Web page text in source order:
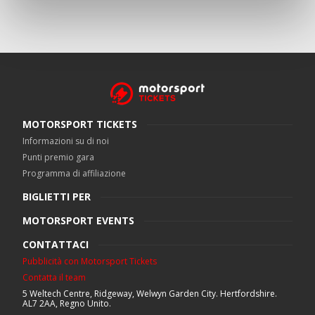
MOTORSPORT TICKETS
Informazioni su di noi
Punti premio gara
Programma di affiliazione
BIGLIETTI PER
MOTORSPORT EVENTS
CONTATTACI
Pubblicità con Motorsport Tickets
Contatta il team
5 Weltech Centre, Ridgeway, Welwyn Garden City. Hertfordshire.
AL7 2AA, Regno Unito.